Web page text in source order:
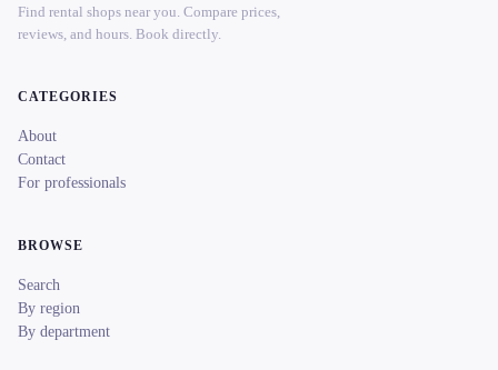
Find rental shops near you. Compare prices,
reviews, and hours. Book directly.
CATEGORIES
About
Contact
For professionals
BROWSE
Search
By region
By department